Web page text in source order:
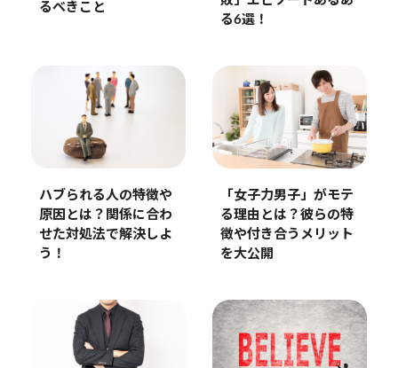
るべきこと
る6選！
ハブられる人の特徴や
原因とは？関係に合わ
せた対処法で解決しよ
う！
「女子力男子」がモテ
る理由とは？彼らの特
徴や付き合うメリット
を大公開